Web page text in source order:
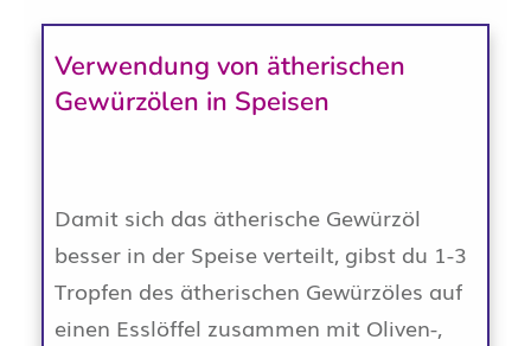
Verwendung von ätherischen
Gewürzölen in Speisen
Damit sich das ätherische Gewürzöl
besser in der Speise verteilt, gibst du 1-3
Tropfen des ätherischen Gewürzöles auf
einen Esslöffel zusammen mit Oliven-,